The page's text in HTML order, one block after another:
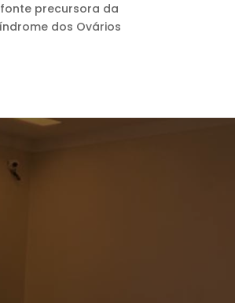
precursora da
dos Ovários